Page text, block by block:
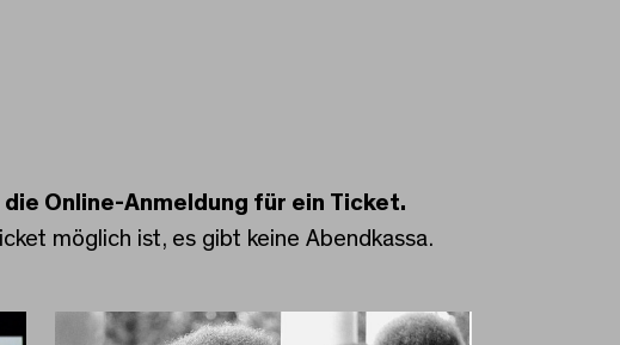
Online-Anmeldung für ein Ticket.
möglich ist, es gibt keine Abendkassa.